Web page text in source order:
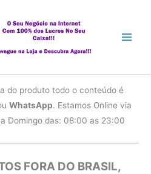
do produto todo o conteúdo é
WhatsApp. Estamos Online via
Domingo das: 08:00 as 23:00
FORA DO BRASIL,